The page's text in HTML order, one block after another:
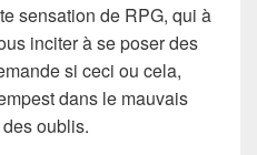
sensation de RPG, qui à
inciter à se poser des
si ceci ou cela,
dans le mauvais
oublis.